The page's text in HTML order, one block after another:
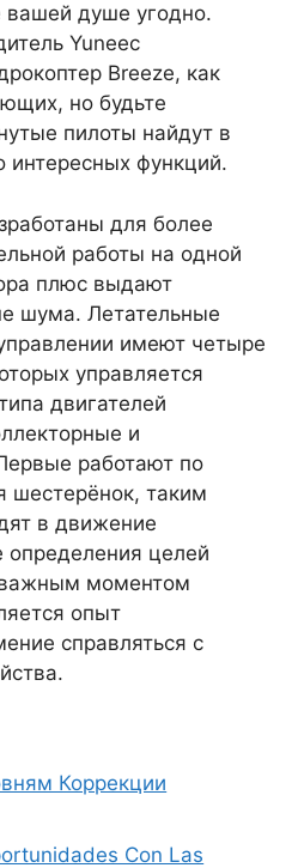
вашей душе угодно.
Yuneec
Breeze, как
но будьте
пилоты найдут в
интересных функций.
для более
работы на одной
плюс выдают
шума. Летательные
имеют четыре
управляется
двигателей
и
работают по
шестерёнок, таким
в движение
целей
важным моментом
опыт
справляться с
Коррекции
Con Las